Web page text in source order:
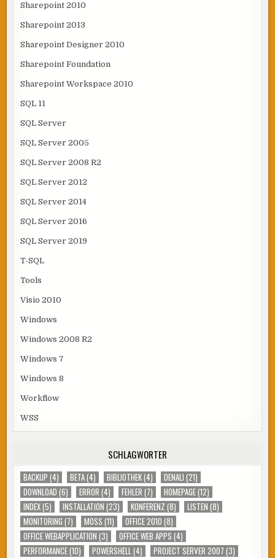
Sharepoint 2010
Sharepoint 2013
Sharepoint Designer 2010
Sharepoint Foundation
Sharepoint Workspace 2010
SQL 11
SQL Server
SQL Server 2005
SQL Server 2008 R2
SQL Server 2012
SQL Server 2014
SQL Server 2016
SQL Server 2019
T-SQL
Tools
Visio 2010
Windows
Windows 2008 R2
Windows 7
Windows 8
Workflow
WSS
SCHLAGWÖRTER
BACKUP (4) BETA(4) BIBLIOTHEK(4) DENALI (21)
DOWNLOAD (6) ERROR (4) FEHLER (7) HOMEPAGE(12)
INDEX(5) INSTALLATION (23) KONFERENZ (8) LISTEN (8)
MONITORING (7) MOSS (11) OFFICE 2010 (8)
OFFICE WEBAPPLICATION (3) OFFICE WEB APPS (4)
PERFORMANCE(10) POWERSHELL (4) PROJECT SERVER 2007 (3)